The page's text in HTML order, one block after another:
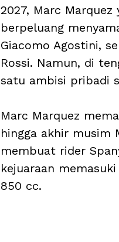
2027, Marc
berpeluang
Giacomo Agostini,
Rossi. Namun, di
satu ambisi pribadi
Marc Marquez
hingga akhir musim
membuat rider
kejuaraan
850 cc.